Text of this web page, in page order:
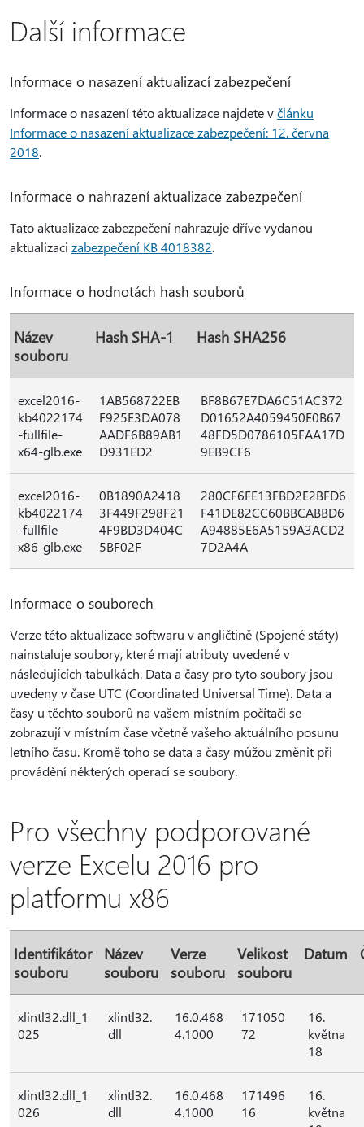
Další informace
Informace o nasazení aktualizací zabezpečení
Informace o nasazení této aktualizace najdete včlánku
Informace o nasazení aktualizace zabezpečení: 12. června
2018.
Informace o nahrazení aktualizace zabezpečení
Tato aktualizace zabezpečení nahrazuje dříve vydanou
aktualizaci zabezpečení KB 4018382.
Informace o hodnotách hash souborů
Název
souboru
Hash SHA-1 Hash SHA256
excel2016-
kb4022174
-fullfile-
x64-glb.exe
1AB568722EB
F925E3DA078
AADF6B89AB1
D931ED2
BF8B67E7DA6C51AC372
D01652A4059450E0B67
48FD5D0786105FAA17D
9EB9CF6
excel2016-
kb4022174
-fullfile-
x86-glb.exe
0B1890A2418
3F449F298F21
4F9BD3D404C
5BF02F
280CF6FE13FBD2E2BFD6
F41DE82CC60BBCABBD6
A94885E6A5159A3ACD2
7D2A4A
Informace o souborech
Verze této aktualizace softwaru v angličtině (Spojené státy)
nainstaluje soubory, které mají atributy uvedené v
následujících tabulkách. Data a časy pro tyto soubory jsou
uvedeny v čase UTC (Coordinated Universal Time). Data a
časy u těchto souborů na vašem místním počítači se
zobrazují v místním čase včetně vašeho aktuálního posunu
letního času. Kromě toho se data a časy můžou změnit při
provádění některých operací se soubory.
Pro všechny podporované
verze Excelu 2016 pro
platformu x86
Identifikátor
souboru
Název
souboru
Verze
souboru
Velikost
souboru
Datum
xlintl32.dll_1
025
xlintl32.
dll
16.0.468
4.1000
171050
72
16.
května
18
xlintl32.dll_1
026
xlintl32.
dll
16.0.468
4.1000
171496
16
16.
května